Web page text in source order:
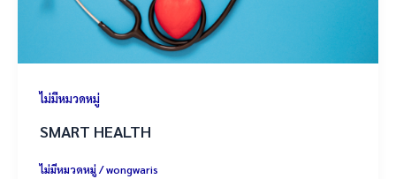
ไม่มีหมวดหมู่
SMART HEALTH
ไม่มีหมวดหมู่ /wongwaris